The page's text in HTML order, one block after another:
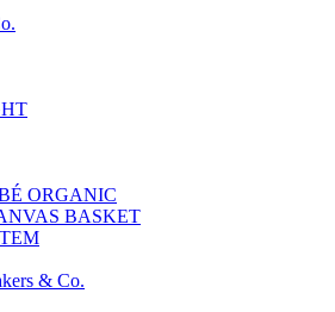
ORGANIC
BASKET
& Co.